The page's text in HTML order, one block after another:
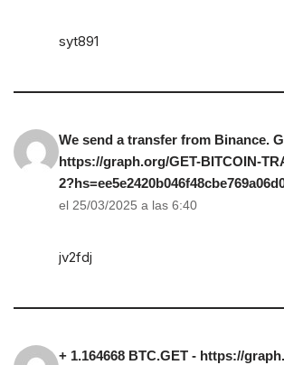
syt891
We send a transfer from Binance.
https://graph.org/GET-BITCOIN-
el 25/03/2025 a las 6:40
jv2fdj
+ 1.164668 BTC.GET - https://